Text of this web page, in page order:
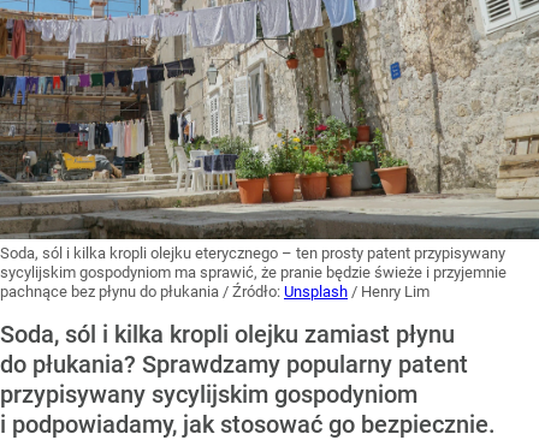
Soda, sól i kilka kropli olejku eterycznego – ten prosty patent przypisywany
sycylijskim gospodyniom ma sprawić, że pranie będzie świeże i przyjemnie
pachnące bez płynu do płukania / Źródło: Unsplash / Henry Lim
Soda, sól i kilka kropli olejku zamiast płynu
do płukania? Sprawdzamy popularny patent
przypisywany sycylijskim gospodyniom
i podpowiadamy, jak stosować go bezpiecznie.